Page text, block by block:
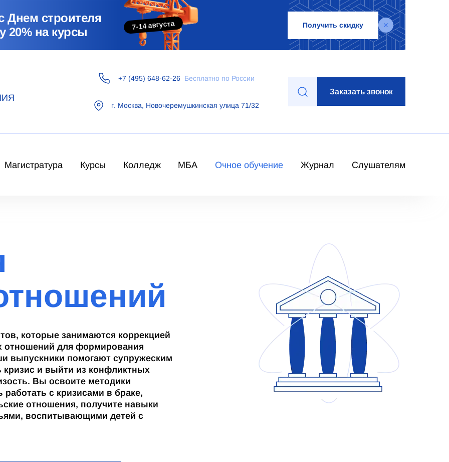
Днем строителя
20% на курсы
7-14 августа Получить скидку
+7 (495) 648-62-26 Бесплатно по России
г. Москва, Новочеремушкинская улица 71/32
Заказать звонок
Магистратура Курсы Колледж МБА Очное обучение Журнал Слушателям
которые занимаются коррекцией
отношений для формирования
выпускники помогают супружеским
и выйти из конфликтных
Вы освоите методики
работать с кризисами в браке,
отношения, получите навыки
воспитывающими детей с